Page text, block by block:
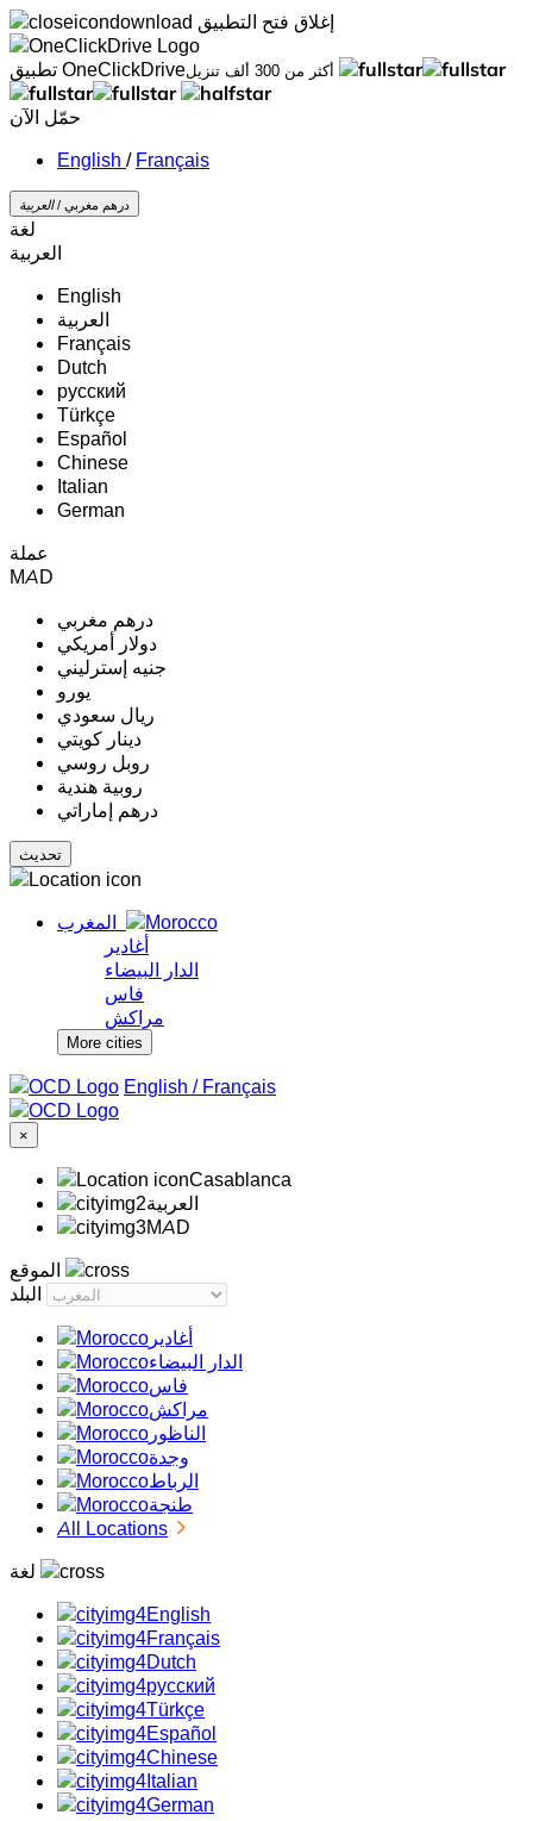
إغلاق فتح التطبيق
تطبيق OneClickDrive
أكثر من 300 ألف تنزيل
حمّل الآن
/ Français
درهم مغربي /‏العربية‏
لغة
‏العربية‏
English
‏العربية‏
Français
Dutch
русский
Türkçe
Español
Chinese
Italian
German
عملة
MAD
درهم مغربي
دولار أمريكي
جنيه إسترليني
يورو
ريال سعودي
دينار كويتي
روبل روسي
روبية هندية
درهم إماراتي
المغرب
أغادير
الدار البيضاء
فاس
مراكش
More cities
/ Français
×
Casablanca
‏العربية‏
MAD
أغادير
الدار البيضاء
فاس
مراكش
الناظور
وجدة
الرباط
طنجة
All Locations
English
Français
Dutch
русский
Türkçe
Español
Chinese
Italian
German